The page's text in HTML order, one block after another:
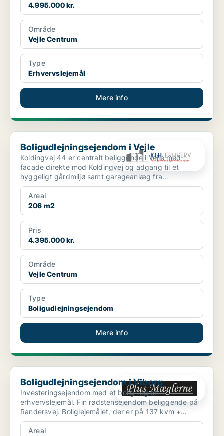
4.995.000 kr.
Område
Vejle Centrum
Type
Erhvervslejemål
Mere info
Boligudlejningsejendom i Vejle
Boligudlejningsejendom i Vejle
Koldingvej 44 er centralt beliggende i Vejle med
facade direkte mod Koldingvej og adgang til et
hyggeligt gårdmiljø samt garageanlæg fra
Bleggaardsgade. Ejen...
Areal
206 m2
Pris
4.395.000 kr.
Område
Vejle Centrum
Type
Boligudlejningsejendom
Mere info
Boligudlejningsejendom i Viborg
Boligudlejningsejendom i Viborg
Investeringsejendom med et bolig- og et
erhvervslejemål. Fin rødstensejendom beliggende på
Randersvej. Boliglejemålet, der er på 137 kvm +
kælder, ind...
Areal